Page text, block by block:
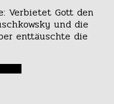
Verbietet Gott den
und die
enttäuschte die